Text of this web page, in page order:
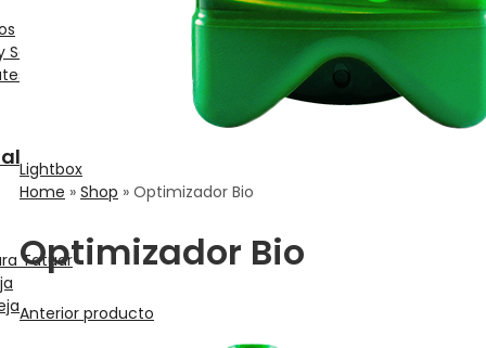
Tatuar
Lightbox
Home » Shop » Optimizador Bio
Optimizador Bio
Anterior producto